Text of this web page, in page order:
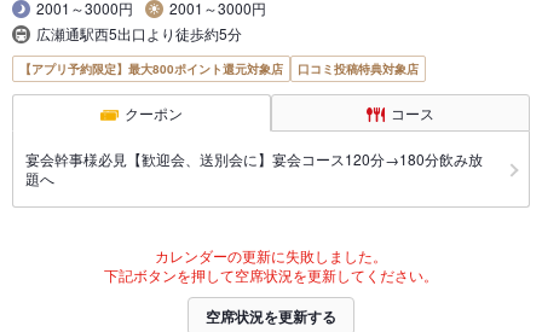
2001～3000円
2001～3000円
広瀬通駅西5出口より徒歩約5分
【アプリ予約限定】最大800ポイント還元対象店 口コミ投稿特典対象店
クーポン コース
宴会幹事様必見【歓迎会、送別会に】宴会コース120分→180分飲み放
題へ
カレンダーの更新に失敗しました。
下記ボタンを押して空席状況を更新してください。
空席状況を更新する